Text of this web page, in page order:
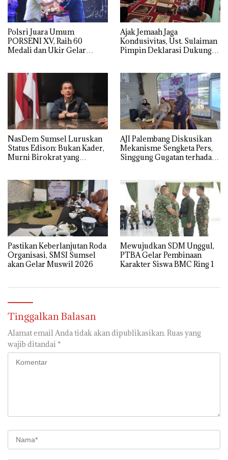
Polsri Juara Umum
PORSENI XV, Raih 60
Medali dan Ukir Gelar
Ajak Jemaah Jaga
Kondusivitas, Ust. Sulaiman
Pimpin Deklarasi Dukung
NasDem Sumsel Luruskan
Status Edison: Bukan Kader,
Murni Birokrat yang
AJI Palembang Diskusikan
Mekanisme Sengketa Pers,
Singgung Gugatan terhadap
Pastikan Keberlanjutan Roda
Organisasi, SMSI Sumsel
akan Gelar Muswil 2026
Mewujudkan SDM Unggul,
PTBA Gelar Pembinaan
Karakter Siswa BMC Ring 1
Tinggalkan Balasan
Alamat email Anda tidak akan dipublikasikan. Ruas yang
wajib ditandai *